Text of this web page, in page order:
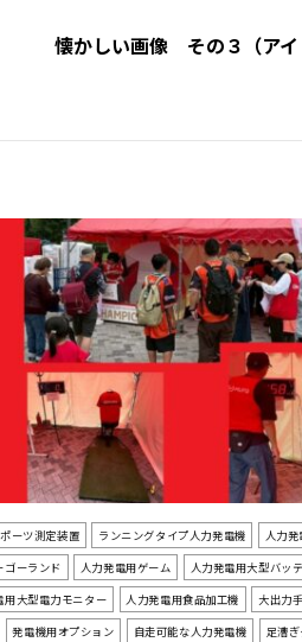
懐かしい画像 その３（アイ
ーツ測定装置 ランニングタイプ人力発電機
人力
ゴーランド
人力発電用ゲーム 人力発電用大型バッ
用大型電力モニター
人力発電用食品加工機 大出力
発電機用オプション
自走可能な人力発電機 足漕